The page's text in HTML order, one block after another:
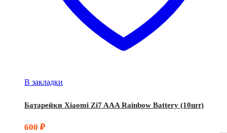
В закладки
Батарейки Xiaomi Zi7 AAA Rainbow Battery (10шт)
600 ₽